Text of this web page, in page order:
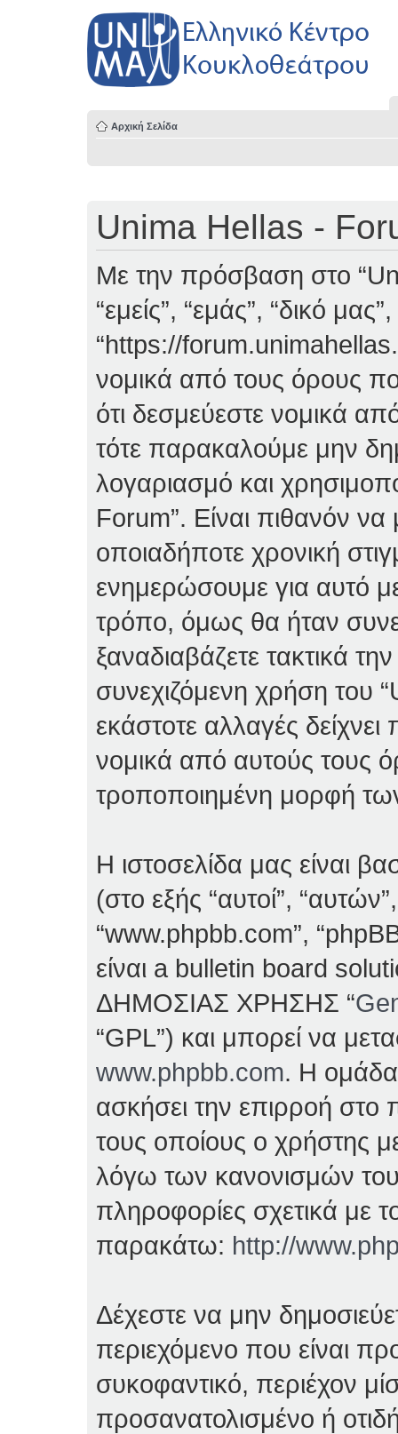
Αρχική Σελίδα
Unima Hellas -
Με την πρόσβαση στο
“εμείς”, “εμάς”, “δικό
“https://
νομικά από τους όρους
ότι δεσμεύεστε νομικά
τότε παρακαλούμε μην
λογαριασμό και
Forum”. Είναι πιθανόν
οποιαδήποτε χρονική
ενημερώσουμε για αυτό
τρόπο, όμως θα ήταν
ξαναδιαβάζετε τακτικά
συνεχιζόμενη χρήση του
εκάστοτε αλλαγές
νομικά από αυτούς τους
τροποποιημένη μορφή
Η ιστοσελίδα μας είναι
(στο εξής “αυτοί”,
“www.phpbb.com”,
είναι a bulletin board
ΔΗΜΟΣΙΑΣ ΧΡΗΣΗΣ “
“GPL”) και μπορεί να
www.phpbb.com. Η ομάδα
ασκήσει την επιρροή στο
τους οποίους ο χρήστης
λόγω των κανονισμών
πληροφορίες σχετικά με
παρακάτω: http://
Δέχεστε να μην
περιεχόμενο που είναι
συκοφαντικό, περιέχον
προσανατολισμένο ή